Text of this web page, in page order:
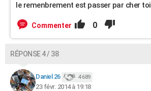
le remenbrement est passer par cher toi
Commenter 0
RÉPONSE 4 / 38
Daniel 26 4 689
23 févr. 2014 à 19:18